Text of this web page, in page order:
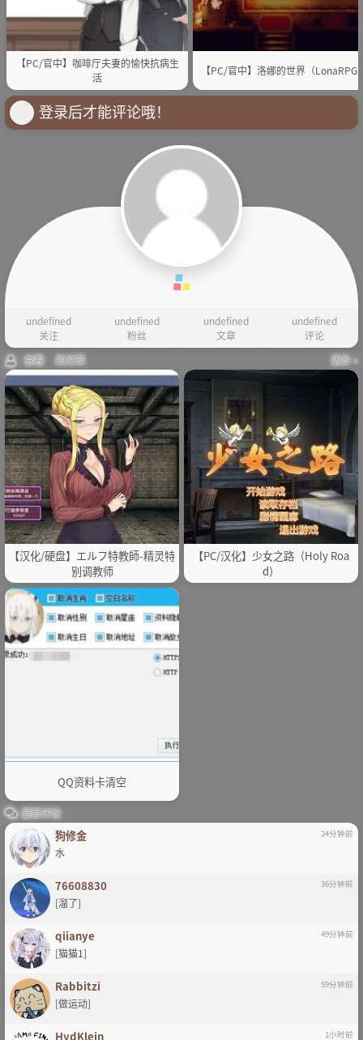
【PC/官中】咖啡厅夫妻的愉快抗病生
活
【PC/官中】洛娜的世界（LonaRPG
登录后才能评论哦！
undefined
关注
undefined
粉丝
undefined
文章
undefined
评论
查看 的文章
更多 »
【汉化/硬盘】エルフ特教師-精灵特
别调教师
【PC/汉化】少女之路（Holy Roa
d）
QQ资料卡清空
最新评论
狗修金 24分钟前
水
76608830 36分钟前
[溜了]
qiianye 49分钟前
[猫猫1]
Rabbitzi 59分钟前
[做运动]
HydKlein 1小时前